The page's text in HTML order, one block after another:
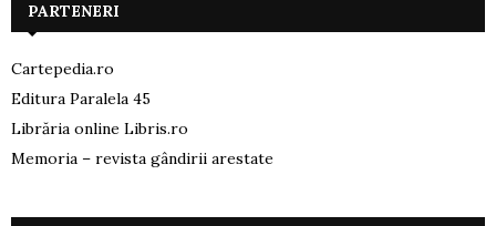
PARTENERI
Cartepedia.ro
Editura Paralela 45
Librăria online Libris.ro
Memoria – revista gândirii arestate